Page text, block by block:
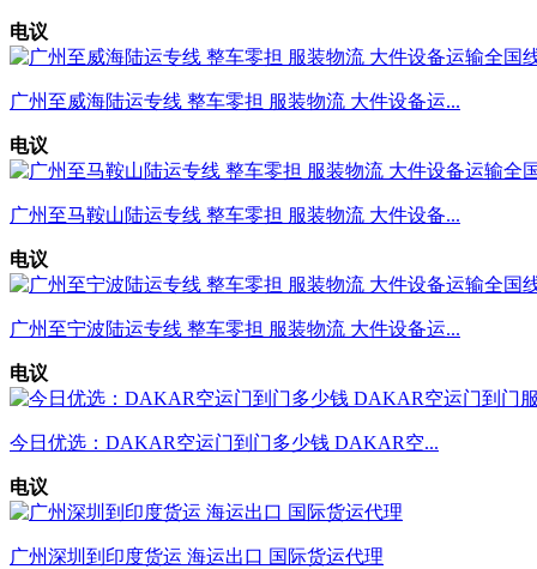
电议
广州至威海陆运专线 整车零担 服装物流 大件设备运...
电议
广州至马鞍山陆运专线 整车零担 服装物流 大件设备...
电议
广州至宁波陆运专线 整车零担 服装物流 大件设备运...
电议
今日优选：DAKAR空运门到门多少钱 DAKAR空...
电议
广州深圳到印度货运 海运出口 国际货运代理